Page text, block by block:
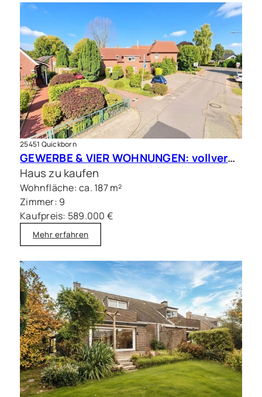
25451 Quickborn
GEWERBE & VIER WOHNUNGEN: vollvermietete Kapitalanlage in Quickborn
Haus zu kaufen
Wohnfläche: ca. 187 m²
Zimmer: 9
Kaufpreis: 589.000 €
Mehr erfahren